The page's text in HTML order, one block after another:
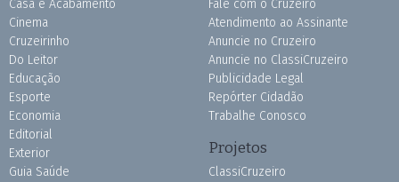
Casa e Acabamento
Cinema
Cruzeirinho
Do Leitor
Educação
Esporte
Economia
Editorial
Exterior
Guia Saúde
Fale com o Cruzeiro
Atendimento ao Assinante
Anuncie no Cruzeiro
Anuncie no ClassiCruzeiro
Publicidade Legal
Repórter Cidadão
Trabalhe Conosco
Projetos
ClassiCruzeiro